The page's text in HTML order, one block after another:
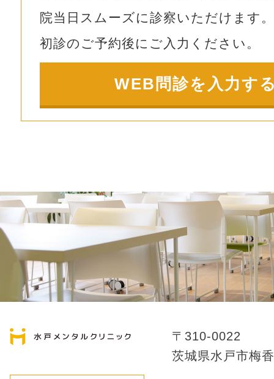
院当日スムーズに診察いただけます
初診のご予約後にご入力ください。
WEB問診を入力す
〒310-0022
茨城県水戸市梅